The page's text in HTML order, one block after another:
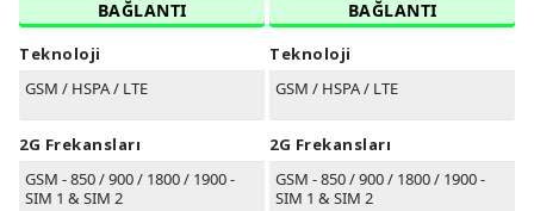
BAĞLANTI
Teknoloji
GSM / HSPA / LTE
2G Frekansları
GSM - 850 / 900 / 1800 / 1900 -
SIM 1 & SIM 2
BAĞLANTI
Teknoloji
GSM / HSPA / LTE
2G Frekansları
GSM - 850 / 900 / 1800 / 1900 -
SIM 1 & SIM 2